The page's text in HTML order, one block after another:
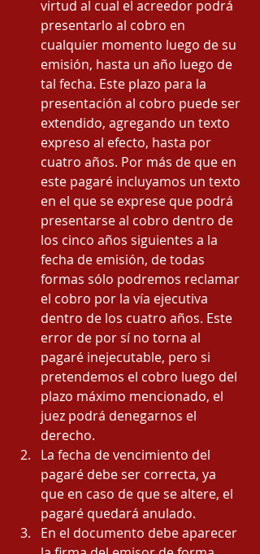
virtud al cual el acreedor podrá
pre­sentarlo al cobro en
cualquier momento lue­go de su
emisión, hasta un año luego de
tal fecha. Este plazo para la
presentación al co­bro puede ser
extendido, agregando un texto
expreso al efecto, hasta por
cuatro años. Por más de que en
este pagaré incluyamos un texto
en el que se exprese que podrá
pre­sentarse al cobro dentro de
los cinco años siguientes a la
fecha de emisión, de todas
formas sólo podremos reclamar
el cobro por la vía ejecutiva
dentro de los cuatro años. Este
error de por sí no torna al
pagaré ineje­cutable, pero si
pretendemos el cobro luego del
plazo máximo mencionado, el
juez podrá denegarnos el
derecho.
La fecha de vencimiento del
pagaré debe ser correcta, ya
que en caso de que se altere, el
pagaré quedará anulado.
En el documento debe aparecer